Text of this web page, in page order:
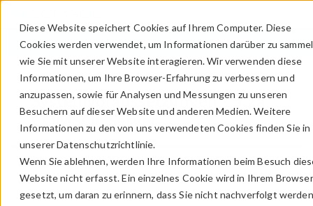
Diese Website speichert Cookies auf Ihrem Computer. Diese
Cookies werden verwendet, um Informationen darüber zu
wie Sie mit unserer Website interagieren. Wir verwenden diese
Informationen, um Ihre Browser-Erfahrung zu verbessern und
anzupassen, sowie für Analysen und Messungen zu unseren
Besuchern auf dieser Website und anderen Medien. Weitere
Informationen zu den von uns verwendeten Cookies finden Sie in
unserer Datenschutzrichtlinie.
Wenn Sie ablehnen, werden Ihre Informationen beim Besuch
Website nicht erfasst. Ein einzelnes Cookie wird in Ihrem Browser
gesetzt, um daran zu erinnern, dass Sie nicht nachverfolgt werden
ANMELDEN KONTAKT
Systemvoraussetzungen - 5.2a
COMSOL Server™